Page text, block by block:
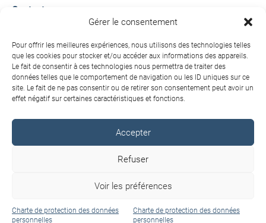
Gérer le consentement
Pour offrir les meilleures expériences, nous utilisons des technologies telles
que les cookies pour stocker et/ou accéder aux informations des appareils.
Le fait de consentir à ces technologies nous permettra de traiter des
données telles que le comportement de navigation ou les ID uniques sur ce
site. Le fait de ne pas consentir ou de retirer son consentement peut avoir un
effet négatif sur certaines caractéristiques et fonctions.
Accepter
Refuser
Voir les préférences
Charte de protection des données
personnelles
Charte de protection des données
personnelles
Contactez-nous
Une question ? Une demande d’information ?
Contactez-nous
Copyright © 2026 FORMA SANTÉ. Tous droits réservés.
Charte de protection des données personnelles
Mentions légales